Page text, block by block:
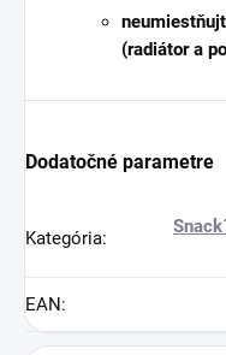
(radiátor a
Dodatočné parametre
Kategória:
EAN: